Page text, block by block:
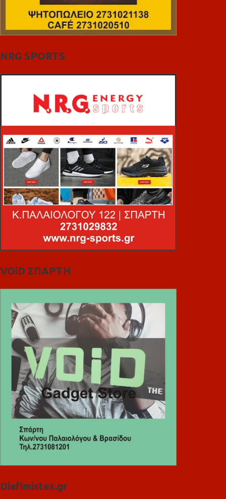
NRG SPORTS
VOiD ΣΠΑΡΤΗ
Diafimistes.gr